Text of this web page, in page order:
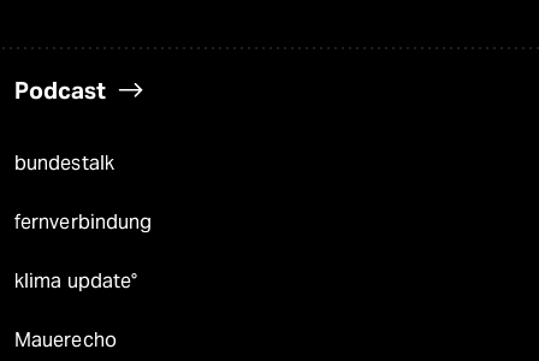
Podcast
bundestalk
fernverbindung
klima update°
Mauerecho